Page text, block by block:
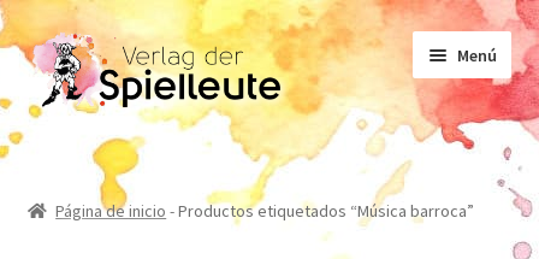
Ir
a
la
navegación
Ir
al
contenido
Menú
Partituras
Página de inicio -Productos etiquetados “Música barroca”